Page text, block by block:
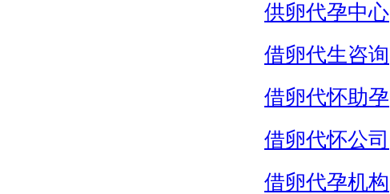
供卵代孕中心
借卵代生咨询
借卵代怀助孕
借卵代怀公司
借卵代孕机构